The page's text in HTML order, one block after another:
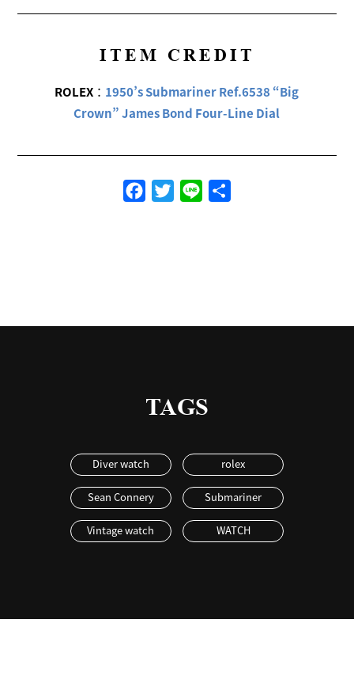
ITEM CREDIT
ROLEX ： 1950’s Submariner Ref.6538 “Big
Crown” James Bond Four-Line Dial
FacebookTwitterLine
TAGS
Diver watch rolex
Sean Connery Submariner
Vintage watch WATCH